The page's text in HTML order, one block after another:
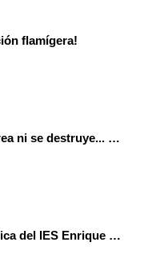
flamígera!
La energía ni se crea ni se destruye... ¡se experimenta! El Tierno en la Feria Madrid es Ciencia 2026
El Gabinete de Física del IES Enrique Tierno Galván de Parla (Curso 25-26)